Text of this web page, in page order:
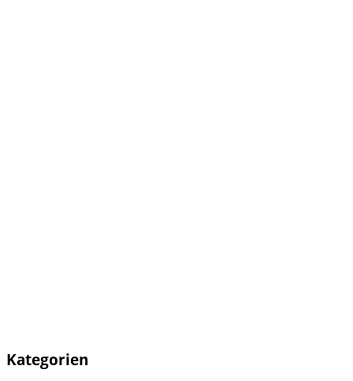
Kategorien